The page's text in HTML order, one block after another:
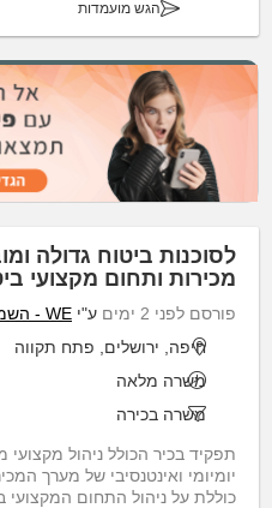
הגש מועמדות
לסוכנות ביטוח גדולה
מכירות ותחום מקצועי
פורסם לפני 2 ימים ע"י WE - השמה
חיפה, ירושלים, פתח תקווה
משרה מלאה
משרה בכירה
תפקיד בכיר הכולל ניהול
יומיומי ואינטנסיבי של מערך
כוללת על ניהול התחום המקצועי